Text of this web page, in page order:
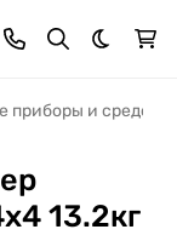
Темная
приборы и
13.2кг